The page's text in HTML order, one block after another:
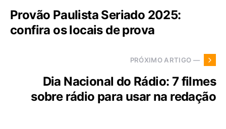
Provão Paulista Seriado 2025:
confira os locais de prova
PRÓXIMO ARTIGO —
Dia Nacional do Rádio: 7 filmes
sobre rádio para usar na redação